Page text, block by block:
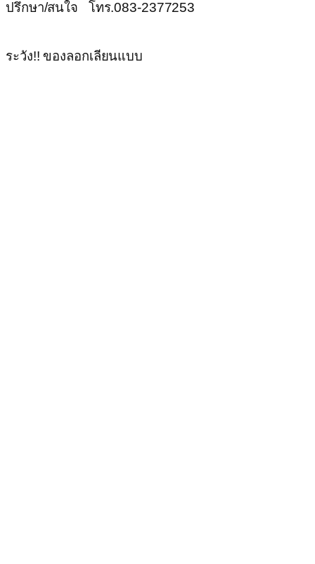
ปรึกษา/สนใจ โทร.083-2377253
ระวัง!! ของลอกเลียนแบบ